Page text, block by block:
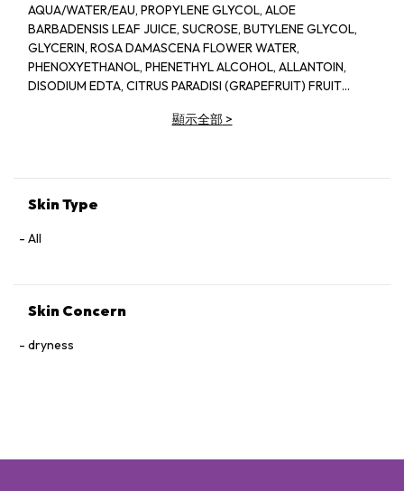
AQUA/WATER/EAU, PROPYLENE GLYCOL, ALOE
BARBADENSIS LEAF JUICE, SUCROSE, BUTYLENE GLYCOL,
GLYCERIN, ROSA DAMASCENA FLOWER WATER,
PHENOXYETHANOL, PHENETHYL ALCOHOL, ALLANTOIN,
DISODIUM EDTA, CITRUS PARADISI (GRAPEFRUIT) FRUIT
ACID, POTASSIUM SORBATE, SODIUM BENZOATE, LAPSANA
顯示全部>
Skin Type
All
Skin Concern
dryness